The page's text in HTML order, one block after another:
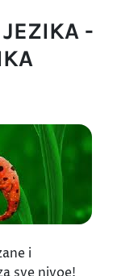
-
i